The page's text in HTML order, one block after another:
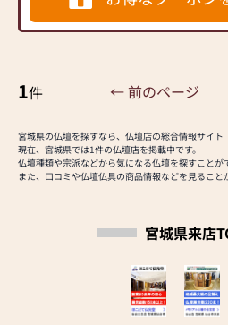
・店内の消毒作業を行っ
ています。
まずはお下見だけでも結構
ご来店くださいませ。
スタッフ一同、心よりお待
ちしております。
があります。
まずはお下見だけでも結構
心よりお待ち申し上げてお
※ほこだて仏光堂は「安
心」「公正」の仏壇公正取
引協議会 加盟店舗です
ナウイルス感染拡大防止に
取り組んでいます
■従業員はマスクを着用し
切に、お客様の立場に立っ
品を量販体制で、しかも心の
ビスを添えて皆様にお届け
したい。これが仙和の精神
であります。
もったサービスを第一に、
より多くのお客様と信頼の
絆を結び、仙和の精神と感
謝の心を忘れずに邁進して
好評をいただいております
れるお客様も多く、専門
寧な接客やお困りごとに
1件 ← 前のページ
宮城県の仏壇を探すなら、仏壇店の総合情報サイト
現在、宮城県では1件の仏壇店を掲載中です。
仏壇種類や宗派などから気になる仏壇を探すことが
また、口コミや仏壇仏具の商品情報などを見ること
宮城県来店